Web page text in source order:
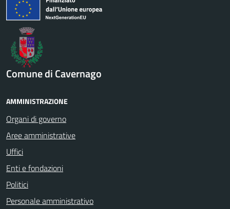
Comune di Cavernago
AMMINISTRAZIONE
Organi di governo
Aree amministrative
Uffici
Enti e fondazioni
Politici
Personale amministrativo